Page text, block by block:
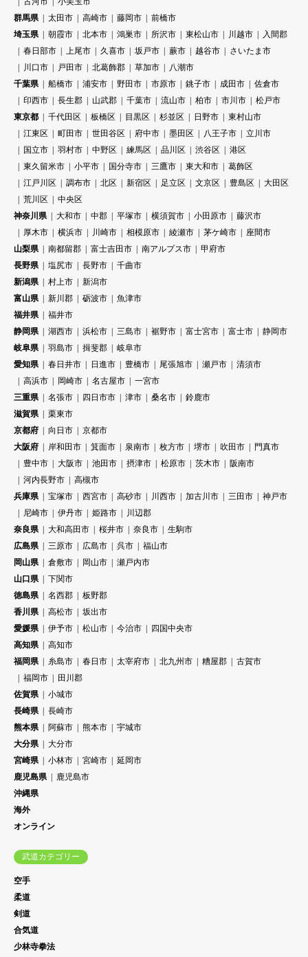
群馬県
太田市 高崎市 藤岡市
前橋市
埼玉県
朝霞市 北本市 鴻巣市 所沢市 東松山市 川越市
入間郡
春日部市
上尾市 久喜市 坂戸市 蕨市 越谷市
さいたま市
川口市
戸田市 北葛飾郡 草加市
八潮市
千葉県
船橋市 浦安市 野田市 市原市 銚子市 成田市
佐倉市
印西市
長生郡 山武郡 千葉市 流山市 柏市 市川市
松戸市
東京都
千代田区 板橋区 目黒区 杉並区 日野市
東村山市
江東区
町田市 世田谷区 府中市 墨田区 八王子市
立川市
国立市
羽村市 中野区 練馬区 品川区 渋谷区
港区
東久留米市
小平市 国分寺市 三鷹市 東大和市
葛飾区
江戸川区
調布市 北区 新宿区 足立区 文京区 豊島区
大田区
荒川区
中央区
神奈川県
大和市 中郡 平塚市 横須賀市 小田原市
藤沢市
厚木市
横浜市 川崎市 相模原市 綾瀬市 茅ケ崎市
座間市
山梨県
南都留郡 富士吉田市 南アルプス市
甲府市
長野県
塩尻市 長野市
千曲市
新潟県
村上市
新潟市
富山県
新川郡 砺波市
魚津市
福井県
福井市
静岡県
湖西市 浜松市 三島市 裾野市 富士宮市 富士市
静岡市
岐阜県
羽島市 揖斐郡
岐阜市
愛知県
春日井市 日進市 豊橋市 尾張旭市 瀬戸市
清須市
高浜市
岡崎市 名古屋市
一宮市
三重県
名張市 四日市市 津市 桑名市
鈴鹿市
滋賀県
栗東市
京都府
向日市
京都市
大阪府
岸和田市 箕面市 泉南市 枚方市 堺市 吹田市
門真市
豊中市
大阪市 池田市 摂津市 松原市 茨木市
阪南市
河内長野市
高槻市
兵庫県
宝塚市 西宮市 高砂市 川西市 加古川市 三田市
神戸市
尼崎市
伊丹市 姫路市
川辺郡
奈良県
大和高田市 桜井市 奈良市
生駒市
広島県
三原市 広島市 呉市
福山市
岡山県
倉敷市 岡山市
瀬戸内市
山口県
下関市
徳島県
名西郡
板野郡
香川県
高松市
坂出市
愛媛県
伊予市 松山市 今治市
四国中央市
高知県
高知市
福岡県
糸島市 春日市 太宰府市 北九州市 糟屋郡
古賀市
福岡市
田川郡
佐賀県
小城市
長崎県
長崎市
熊本県
阿蘇市 熊本市
宇城市
大分県
大分市
宮崎県
小林市 宮崎市
延岡市
鹿児島県
鹿児島市
沖縄県
海外
オンライン
武道カテゴリー
空手
柔道
剣道
合気道
少林寺拳法